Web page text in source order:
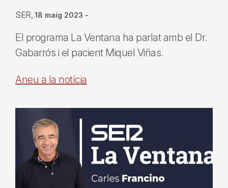
SER 18 maig 2023 -
El programa La Ventana ha parlat amb el Dr.
Gabarrós i el pacient Miquel Viñas.
Aneu a la notícia